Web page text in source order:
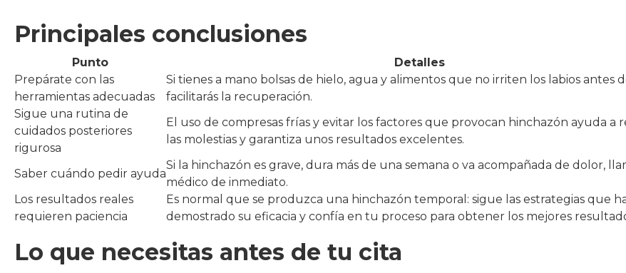
Principales conclusiones
Punto
Detalles
Prepárate con las
herramientas adecuadas
Si tienes a mano bolsas de hielo, agua y alimentos que no irriten los labios antes
facilitarás la recuperación.
Sigue una rutina de
cuidados posteriores
rigurosa
El uso de compresas frías y evitar los factores que provocan hinchazón ayuda a
las molestias y garantiza unos resultados excelentes.
Saber cuándo pedir ayuda
Si la hinchazón es grave, dura más de una semana o va acompañada de dolor,
médico de inmediato.
Los resultados reales
requieren paciencia
Es normal que se produzca una hinchazón temporal: sigue las estrategias que
demostrado su eficacia y confía en tu proceso para obtener los mejores
Lo que necesitas antes de tu cita